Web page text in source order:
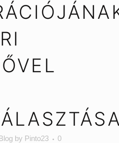
by Pinto23
0